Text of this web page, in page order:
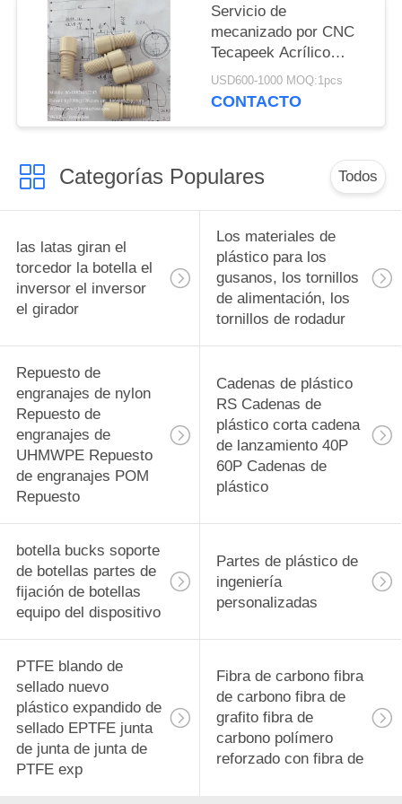
Tecapeek Tecapeek
Tecapeek Tecapeek
Tecapeek Tecapeek
Tecapeek Tecapeek
Tecapeek Tecapeek
Tecapeek Tecapeek
Tecapeek Tecapeek
Tecapeek Tecapeek
Tecapeek Tecapeek
Tecapeek Tecapeek
Tecapeek Tecapeek
Tecapeek Tecap
China fabricante China
fábrica China productor
Servicio de
mecanizado por CNC
Tecapeek Acrílico
PMMA PVC POM ABS
Nylon PEEK Partes de
fabricante China
fábrica China productor
USD600-1000 MOQ:1pcs
CONTACTO
Categorías Populares Todos
las latas giran el
torcedor la botella el
inversor el inversor
el girador
Los materiales de
plástico para los
gusanos, los tornillos
de alimentación, los
tornillos de rodadur
Repuesto de
engranajes de nylon
Repuesto de
engranajes de
UHMWPE Repuesto
de engranajes POM
Repuesto
Cadenas de plástico
RS Cadenas de
plástico corta cadena
de lanzamiento 40P
60P Cadenas de
plástico
botella bucks soporte
de botellas partes de
fijación de botellas
equipo del dispositivo
Partes de plástico de
ingeniería
personalizadas
PTFE blando de
sellado nuevo
plástico expandido de
sellado EPTFE junta
de junta de junta de
PTFE exp
Fibra de carbono fibra
de carbono fibra de
grafito fibra de
carbono polímero
reforzado con fibra de